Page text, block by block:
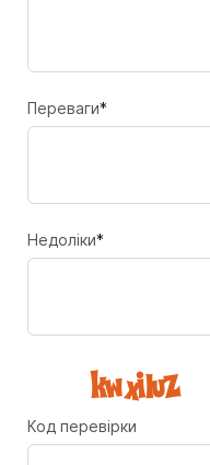
Переваги*
Недоліки*
Код перевірки